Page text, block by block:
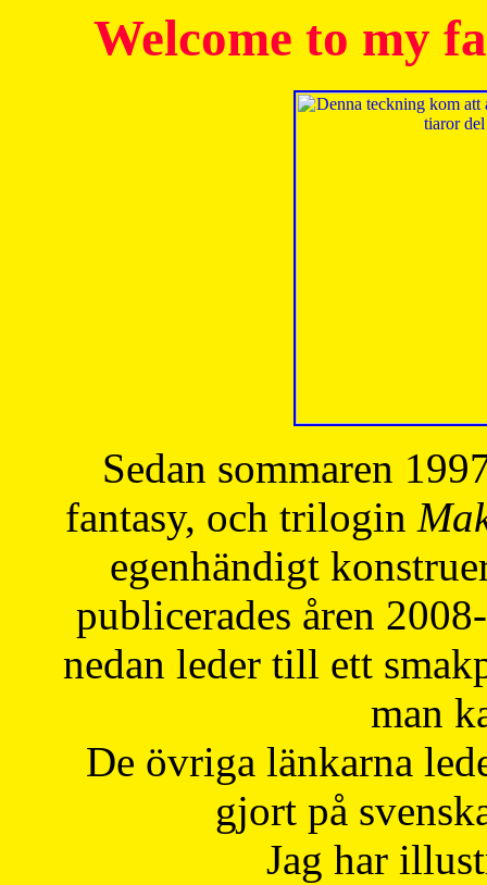
Welcome to my
Sedan sommaren
fantasy, och trilogin
egenhändigt
publicerades åren
nedan leder till ett
man
De övriga länkarna
gjort på
Jag har